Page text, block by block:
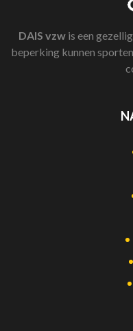
DAIS vzw is een
beperking kunnen